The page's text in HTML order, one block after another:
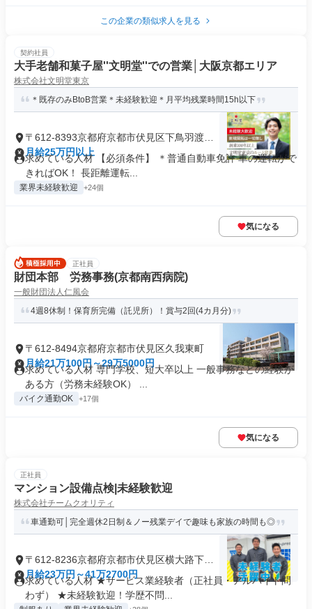
この企業の類似求人を見る
契約社員
大手老舗和菓子屋''文明堂''での営業│大阪京都エリア
株式会社文明堂東京
＊既存のみBtoB営業＊未経験歓迎＊月平均残業時間15h以下
〒612-8393京都府京都市伏見区下鳥羽渡瀬
町
月給25万円以上
求めている人材 【必須条件】 ＊普通自動車免許 車の運転がで
きればOK！ 長距離運転...
業界未経験歓迎 +24個
気になる
正社員
財団本部 労務事務(京都南西病院)
一般財団法人仁風会
4週8休制！保育所完備（託児所）！賞与2回(4カ月分)
〒612-8494京都府京都市伏見区久我東町
月給21万100円～29万5000円
求めている人材 専門学校、短大卒以上 一般事務などの経験が
ある方（労務未経験OK） ...
バイク通勤OK +17個
気になる
正社員
マンション設備点検|未経験歓迎
株式会社チームクオリティ
車通勤可│完全週休2日制＆ノー残業デイで趣味も家族の時間も◎
〒612-8236京都府京都市伏見区横大路下三
栖里ノ内
月給23万円～41万2700円
求めている人材 ★サービス業経験者（正社員・アルバイト問
わず） ★未経験歓迎！学歴不問...